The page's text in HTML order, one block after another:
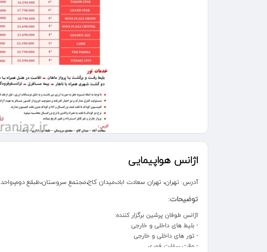
اژانس هواپیمایی
آدرس: تهران، تهران سعادت اباد،میدان کاج،مجتمع سروستان،طبقع دوم،واحد209
توضیحات:
اژانس طوفان پرشین برگزار کننده:
- بلیط های داخلی و خارجی
- تور های داخلی و خارجی
- وقت سفارت فوری